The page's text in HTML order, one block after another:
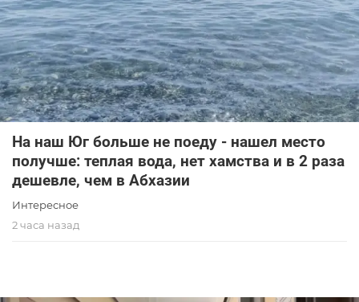
На наш Юг больше не поеду - нашел место
получше: теплая вода, нет хамства и в 2 раза
дешевле, чем в Абхазии
Интересное
2 часа назад